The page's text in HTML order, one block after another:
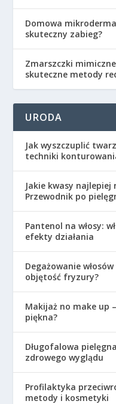
Domowa
skuteczny zabieg?
Zmarszczki
skuteczne metody
URODA
Jak wyszczuplić
techniki
Jakie kwasy
Przewodnik po
Pantenol na włosy:
efekty działania
Degażowanie
objętość fryzury?
Makijaż no make up
piękna?
Długofalowa
zdrowego wyglądu
Profilaktyka
metody i kosmetyki